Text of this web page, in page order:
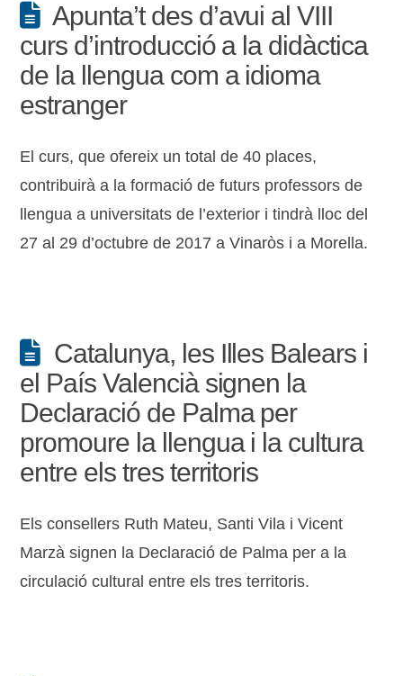
Apunta’t des d’avui al VIII
curs d’introducció a la didàctica
de la llengua com a idioma
estranger
El curs, que ofereix un total de 40 places,
contribuirà a la formació de futurs professors de
llengua a universitats de l’exterior i tindrà lloc del
27 al 29 d’octubre de 2017 a Vinaròs i a Morella.
Catalunya, les Illes Balears i
el País Valencià signen la
Declaració de Palma per
promoure la llengua i la cultura
entre els tres territoris
Els consellers Ruth Mateu, Santi Vila i Vicent
Marzà signen la Declaració de Palma per a la
circulació cultural entre els tres territoris.